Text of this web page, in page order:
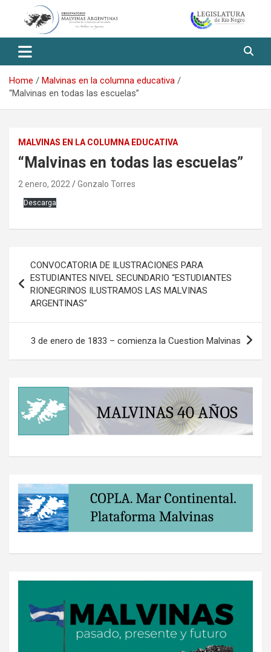
Observatorio Malvinas – Río
Negro
Home
Malvinas en la columna educativa
“Malvinas en todas las escuelas”
MALVINAS EN LA COLUMNA EDUCATIVA
“Malvinas en todas las escuelas”
2 enero, 2022 Gonzalo Torres
Descarga
de
entradas
CONVOCATORIA DE ILUSTRACIONES PARA
ESTUDIANTES NIVEL SECUNDARIO “ESTUDIANTES
RIONEGRINOS ILUSTRAMOS LAS MALVINAS
ARGENTINAS”
3 de enero de 1833 – comienza la Cuestion Malvinas